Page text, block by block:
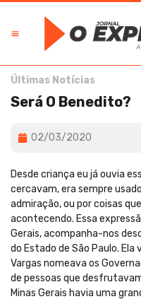
Últimas Notícias
Será O Benedito?
02/03/2020
Desde criança eu já ouvia
cercavam, era sempre
admiração, ou por coisas
acontecendo. Essa
Gerais, acompanha-nos
do Estado de São Paulo.
Vargas nomeava os
de pessoas que
Minas Gerais havia uma